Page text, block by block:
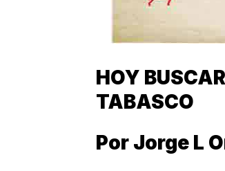
HOY
TABASCO
Por Jorge L